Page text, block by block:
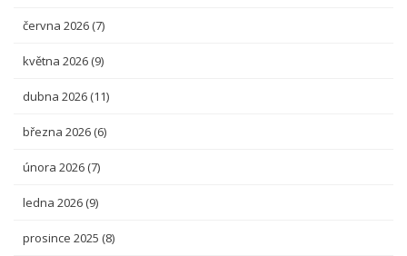
června 2026 (7)
května 2026 (9)
dubna 2026 (11)
března 2026 (6)
února 2026 (7)
ledna 2026 (9)
prosince 2025 (8)